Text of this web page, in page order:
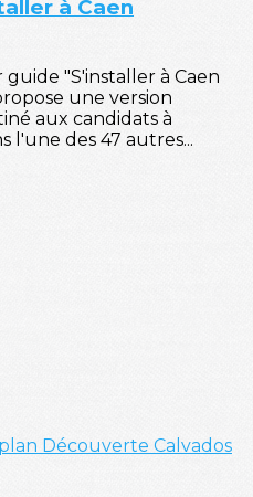
à Caen
"S'installer à Caen
une version
aux candidats à
l'une des 47 autres...
Découverte Calvados